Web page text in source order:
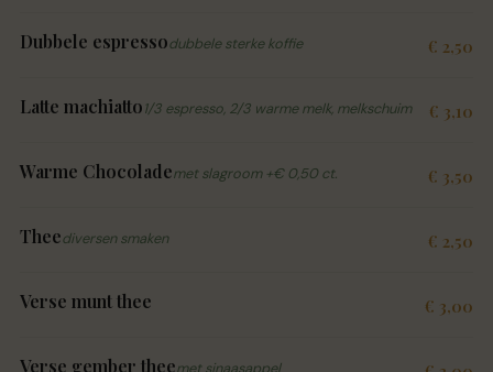
Dubbele espressodubbele sterke koffie € 2,50
Latte machiatto1/3 espresso, 2/3 warme melk, melkschuim € 3,10
Warme Chocolademet slagroom +€ 0,50 ct. € 3,50
Theediversen smaken € 2,50
Verse munt thee € 3,00
Verse gember theemet sinaasappel